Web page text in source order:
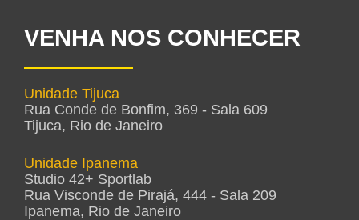
VENHA NOS CONHECER
Unidade Tijuca
Rua Conde de Bonfim, 369 - Sala 609
Tijuca, Rio de Janeiro
Unidade Ipanema
Studio 42+ Sportlab
Rua Visconde de Pirajá, 444 - Sala 209
Ipanema, Rio de Janeiro